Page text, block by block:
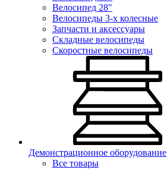
Велосипед 28"
Велосипеды 3-х колесные
Запчасти и аксессуары
Складные велосипеды
Скоростные велосипеды
Демонстрационное оборудование
Все товары